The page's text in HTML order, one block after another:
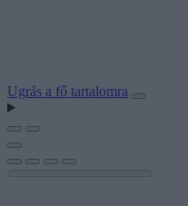
Ugrás a fő tartalomra